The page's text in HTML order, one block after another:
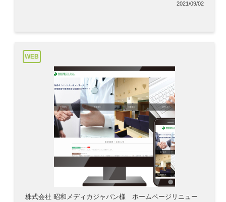
2021/09/02
WEB
株式会社 昭和メディカジャパン様 ホームページリニュー